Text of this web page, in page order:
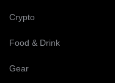
Crypto
Food & Drink
Gear